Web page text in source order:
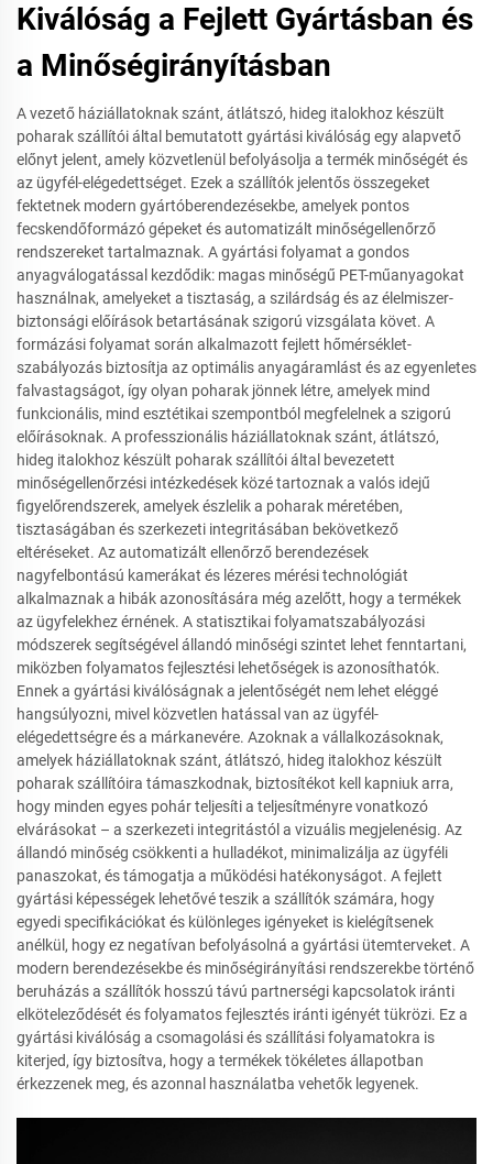
Kiválóság a Fejlett Gyártásban és
a Minőségirányításban
A vezető háziállatoknak szánt, átlátszó, hideg italokhoz készült
poharak szállítói által bemutatott gyártási kiválóság egy alapvető
előnyt jelent, amely közvetlenül befolyásolja a termék minőségét és
az ügyfél-elégedettséget. Ezek a szállítók jelentős összegeket
fektetnek modern gyártóberendezésekbe, amelyek pontos
fecskendőformázó gépeket és automatizált minőségellenőrző
rendszereket tartalmaznak. A gyártási folyamat a gondos
anyagválogatással kezdődik: magas minőségű PET-műanyagokat
használnak, amelyeket a tisztaság, a szilárdság és az élelmiszer-
biztonsági előírások betartásának szigorú vizsgálata követ. A
formázási folyamat során alkalmazott fejlett hőmérséklet-
szabályozás biztosítja az optimális anyagáramlást és az egyenletes
falvastagságot, így olyan poharak jönnek létre, amelyek mind
funkcionális, mind esztétikai szempontból megfelelnek a szigorú
előírásoknak. A professzionális háziállatoknak szánt, átlátszó,
hideg italokhoz készült poharak szállítói által bevezetett
minőségellenőrzési intézkedések közé tartoznak a valós idejű
figyelőrendszerek, amelyek észlelik a poharak méretében,
tisztaságában és szerkezeti integritásában bekövetkező
eltéréseket. Az automatizált ellenőrző berendezések
nagyfelbontású kamerákat és lézeres mérési technológiát
alkalmaznak a hibák azonosítására még azelőtt, hogy a termékek
az ügyfelekhez érnének. A statisztikai folyamatszabályozási
módszerek segítségével állandó minőségi szintet lehet fenntartani,
miközben folyamatos fejlesztési lehetőségek is azonosíthatók.
Ennek a gyártási kiválóságnak a jelentőségét nem lehet eléggé
hangsúlyozni, mivel közvetlen hatással van az ügyfél-
elégedettségre és a márkanevére. Azoknak a vállalkozásoknak,
amelyek háziállatoknak szánt, átlátszó, hideg italokhoz készült
poharak szállítóira támaszkodnak, biztosítékot kell kapniuk arra,
hogy minden egyes pohár teljesíti a teljesítményre vonatkozó
elvárásokat – a szerkezeti integritástól a vizuális megjelenésig. Az
állandó minőség csökkenti a hulladékot, minimalizálja az ügyféli
panaszokat, és támogatja a működési hatékonyságot. A fejlett
gyártási képességek lehetővé teszik a szállítók számára, hogy
egyedi specifikációkat és különleges igényeket is kielégítsenek
anélkül, hogy ez negatívan befolyásolná a gyártási ütemterveket. A
modern berendezésekbe és minőségirányítási rendszerekbe történő
beruházás a szállítók hosszú távú partnerségi kapcsolatok iránti
elköteleződését és folyamatos fejlesztés iránti igényét tükrözi. Ez a
gyártási kiválóság a csomagolási és szállítási folyamatokra is
kiterjed, így biztosítva, hogy a termékek tökéletes állapotban
érkezzenek meg, és azonnal használatba vehetők legyenek.